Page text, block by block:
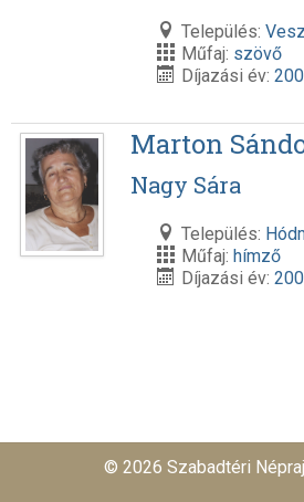
Település:
Műfaj: szövő
Díjazási év:
Marton
Nagy Sára
Település:
Műfaj: hímző
Díjazási év:
© 2026 Szabadtéri